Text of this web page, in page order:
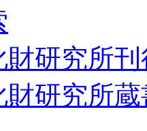
財研究所
研究所